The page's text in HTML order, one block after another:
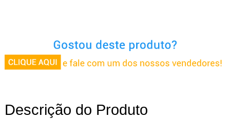
Descrição do Produto